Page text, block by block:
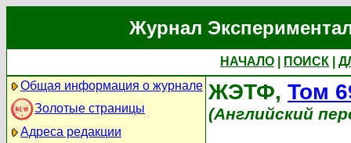
Журнал
НАЧАЛО ПОИСК
Общая информация о журнале
Золотые страницы
Адреса редакции
ЖЭТФ, Том
(Английский